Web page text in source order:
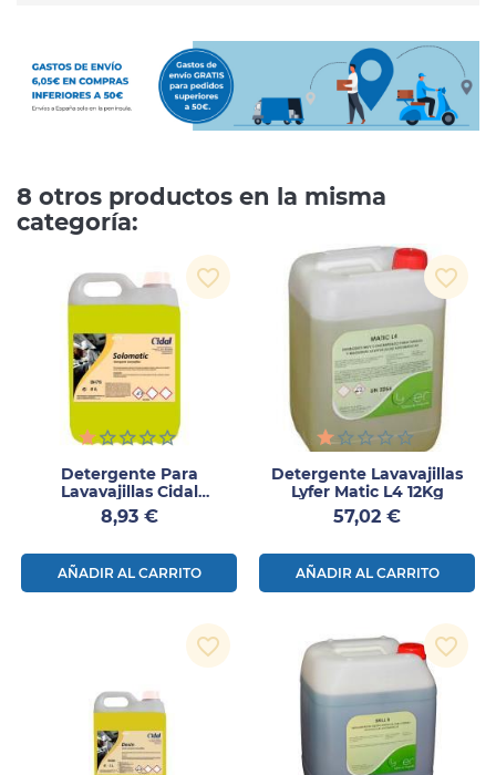
8 otros productos en la misma
categoría:
Detergente Para
Lavavajillas Cidal
Solomatic 6Kg
Precio
8,93 €
AÑADIR AL CARRITO
favorite_border
Detergente Lavavajillas
Lyfer Matic L4 12Kg
Precio
57,02 €
AÑADIR AL CARRITO
favorite_border
favorite_border favorite_border